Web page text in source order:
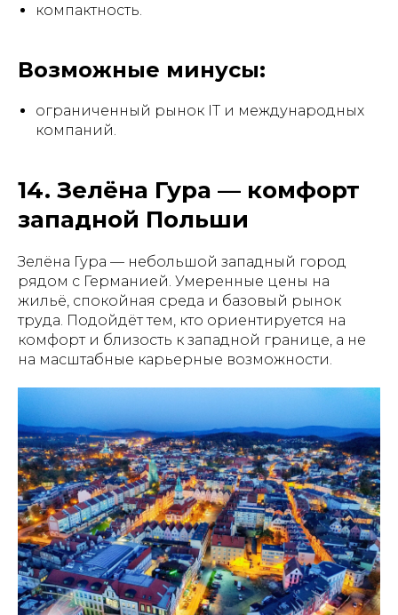
компактность.
Возможные минусы:
ограниченный рынок IT и международных
компаний.
14. Зелёна Гура — комфорт
западной Польши
Зелёна Гура — небольшой западный город
рядом с Германией. Умеренные цены на
жильё, спокойная среда и базовый рынок
труда. Подойдёт тем, кто ориентируется на
комфорт и близость к западной границе, а не
на масштабные карьерные возможности.